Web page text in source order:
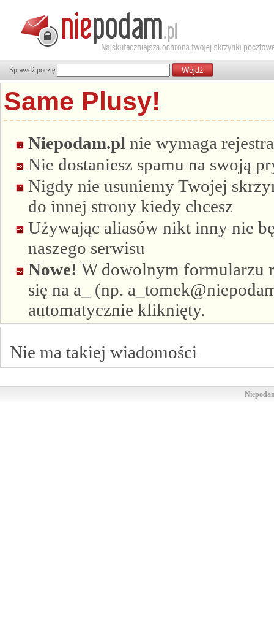
Sprawdź pocztę
Same Plusy!
Niepodam.pl nie wymaga
Nie dostaniesz spamu na swoją
Nigdy nie usuniemy Twojej
do innej strony kiedy chcesz
Używając aliasów nikt inny nie
naszego serwisu
Nowe! W dowolnym formularzu
się na a_ (np.
automatycznie kliknięty.
Nie ma takiej wiadomości